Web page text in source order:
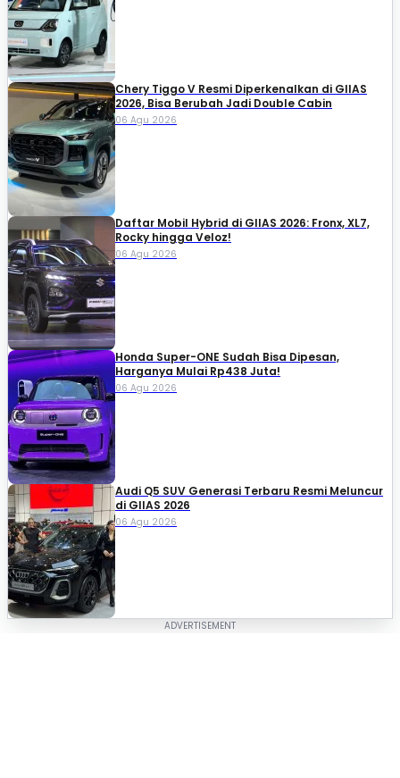
Chery Tiggo V Resmi Diperkenalkan di GIIAS
2026, Bisa Berubah Jadi Double Cabin
06 Agu 2026
Daftar Mobil Hybrid di GIIAS 2026: Fronx, XL7,
Rocky hingga Veloz!
06 Agu 2026
Honda Super-ONE Sudah Bisa Dipesan,
Harganya Mulai Rp438 Juta!
06 Agu 2026
Audi Q5 SUV Generasi Terbaru Resmi Meluncur
di GIIAS 2026
06 Agu 2026